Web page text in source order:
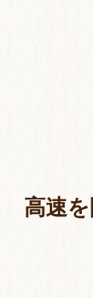
高速